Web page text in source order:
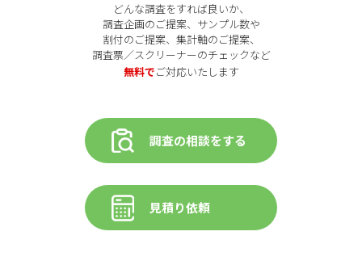
どんな調査をすれば良いか、
調査企画のご提案、サンプル数や
割付のご提案、集計軸のご提案、
調査票／スクリーナーのチェックなど
無料でご対応いたします
調査の相談をする
見積り依頼